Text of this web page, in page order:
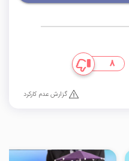
8
گزارش عدم کارکرد